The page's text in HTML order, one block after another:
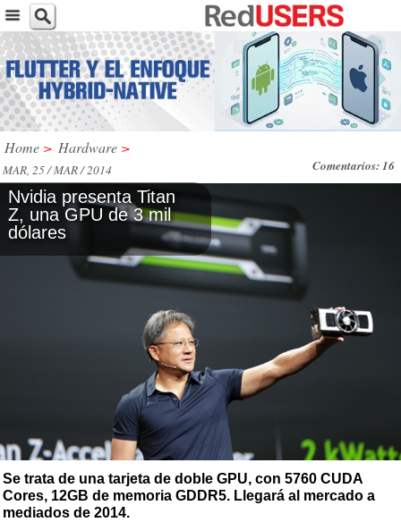
Home > Hardware >
Comentarios: 16
MAR, 25 / MAR / 2014
Nvidia presenta Titan
Z, una GPU de 3 mil
dólares
Se trata de una tarjeta de doble GPU, con 5760 CUDA
Cores, 12GB de memoria GDDR5. Llegará al mercado a
mediados de 2014.